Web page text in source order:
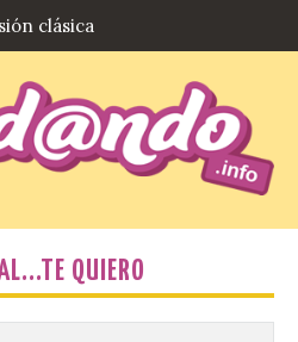
clásica
QUIERO